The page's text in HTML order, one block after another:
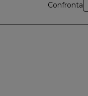
Confronta